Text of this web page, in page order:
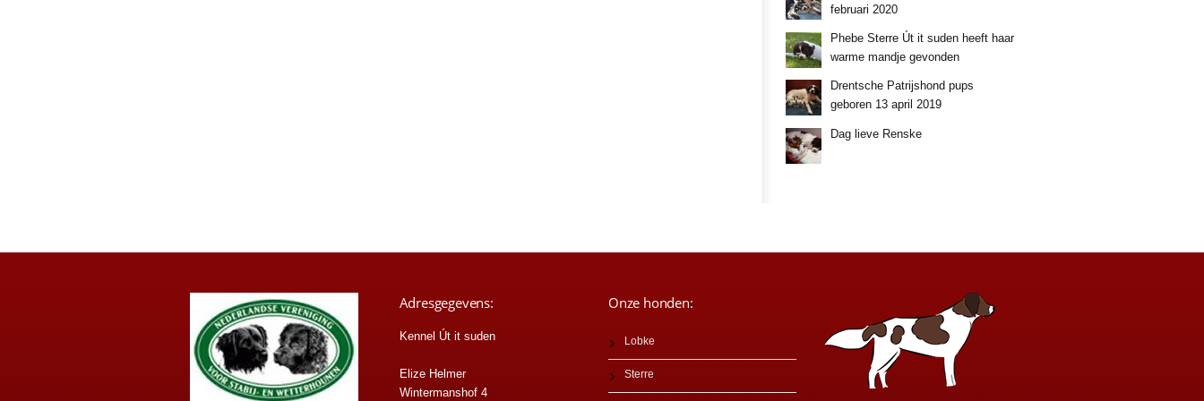
februari 2020
Phebe Sterre Út it suden heeft haar
warme mandje gevonden
Drentsche Patrijshond pups
geboren 13 april 2019
Dag lieve Renske
Adresgegevens:
Kennel Út it suden
Elize Helmer
Wintermanshof 4
Onze honden:
Lobke
Sterre